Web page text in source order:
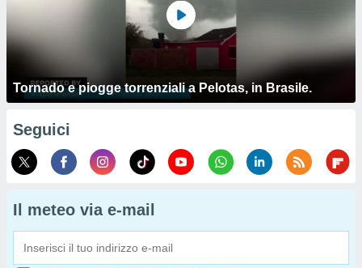
Tornado e piogge torrenziali a Pelotas, in Brasile.
Seguici
Il meteo via e-mail